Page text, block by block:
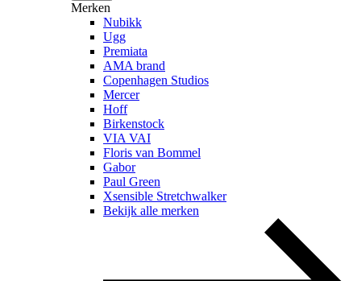
Merken
Nubikk
Ugg
Premiata
AMA brand
Copenhagen Studios
Mercer
Hoff
Birkenstock
VIA VAI
Floris van Bommel
Gabor
Paul Green
Xsensible Stretchwalker
Bekijk alle merken